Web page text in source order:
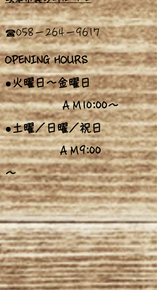
​☎058－264－9617
OPENING HOURS
●火曜日～金曜日
ＡＭ10:00～
●土曜／日曜／祝日
ＡＭ9:00
～